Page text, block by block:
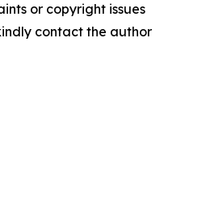
or copyright issues
contact the author